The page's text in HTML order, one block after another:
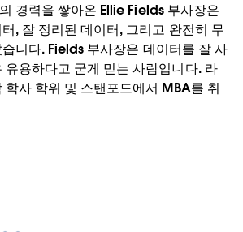
경력을 쌓아온 Ellie Fields 부사장은
, 잘 정리된 데이터, 그리고 완전히 무
니다. Fields 부사장은 데이터를 잘 사
유용하다고 굳게 믿는 사람입니다. 라
학사 학위 및 스탠포드에서 MBA를 취